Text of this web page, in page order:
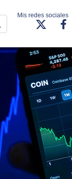
Mis redes sociales